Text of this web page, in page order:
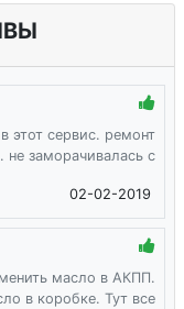
этот сервис. ремонт
не заморачивалась с
02-02-2019
масло в АКПП.
в коробке. Тут все